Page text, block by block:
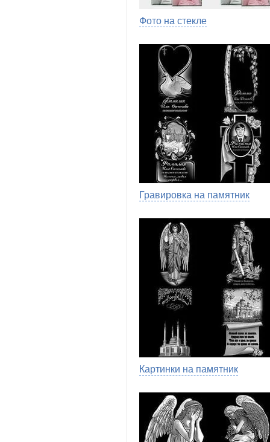
Фото на стекле
Гравировка на памятник
Картинки на памятник